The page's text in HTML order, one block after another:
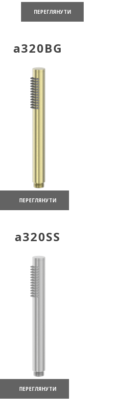
ПЕРЕГЛЯНУТИ
a320BG
ПЕРЕГЛЯНУТИ
a320SS
ПЕРЕГЛЯНУТИ